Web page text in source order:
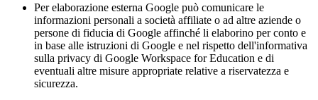
Per elaborazione esterna Google può comunicare le
informazioni personali a società affiliate o ad altre aziende o
persone di fiducia di Google affinché li elaborino per conto e
in base alle istruzioni di Google e nel rispetto dell'informativa
sulla privacy di Google Workspace for Education e di
eventuali altre misure appropriate relative a riservatezza e
sicurezza.